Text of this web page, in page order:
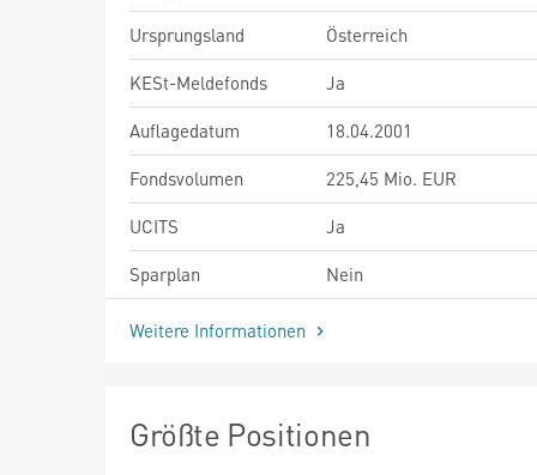
Ursprungsland
Österreich
KESt-Meldefonds
Ja
Auflagedatum
18.04.2001
Fondsvolumen
225,45 Mio. EUR
UCITS
Ja
Sparplan
Nein
Weitere Informationen
Größte Positionen